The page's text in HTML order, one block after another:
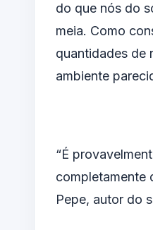
do que nós do
meia. Como
quantidades de
ambiente
“É
completamente
Pepe, autor do